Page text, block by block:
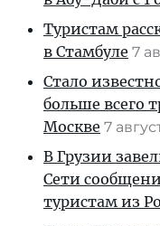
Туристам
в Стамбуле 7
Стало
больше всего
Москве 7
В Грузии
Сети
туристам из